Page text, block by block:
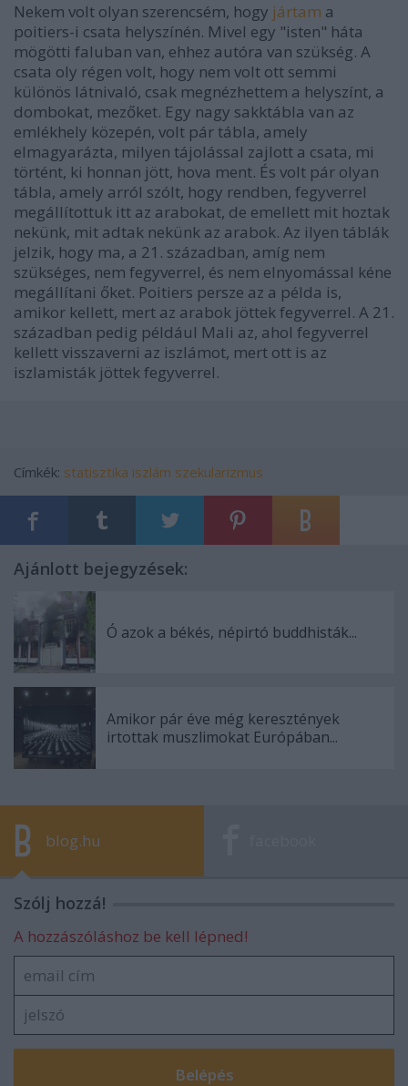
Nekem volt olyan szerencsém, hogy jártam a
poitiers-i csata helyszínén. Mivel egy "isten" háta
mögötti faluban van, ehhez autóra van szükség. A
csata oly régen volt, hogy nem volt ott semmi
különös látnivaló, csak megnézhettem a helyszínt, a
dombokat, mezőket. Egy nagy sakktábla van az
emlékhely közepén, volt pár tábla, amely
elmagyarázta, milyen tájolással zajlott a csata, mi
történt, ki honnan jött, hova ment. És volt pár olyan
tábla, amely arról szólt, hogy rendben, fegyverrel
megállítottuk itt az arabokat, de emellett mit hoztak
nekünk, mit adtak nekünk az arabok. Az ilyen táblák
jelzik, hogy ma, a 21. században, amíg nem
szükséges, nem fegyverrel, és nem elnyomással kéne
megállítani őket. Poitiers persze az a példa is,
amikor kellett, mert az arabok jöttek fegyverrel. A 21.
században pedig például Mali az, ahol fegyverrel
kellett visszaverni az iszlámot, mert ott is az
iszlamisták jöttek fegyverrel.
Címkék: statisztika iszlám szekularizmus
Ajánlott bejegyzések:
Ó azok a békés, népirtó buddhisták...
Amikor pár éve még keresztények
irtottak muszlimokat Európában...
blog.hu
Szólj hozzá!
A hozzászóláshoz be kell lépned!